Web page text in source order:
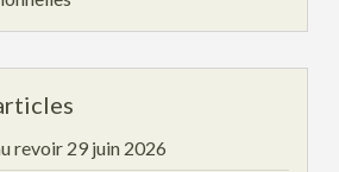
revoir 29 juin 2026